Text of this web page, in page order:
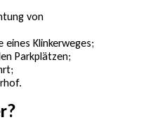
von
eines Klinkerweges;
Parkplätzen;